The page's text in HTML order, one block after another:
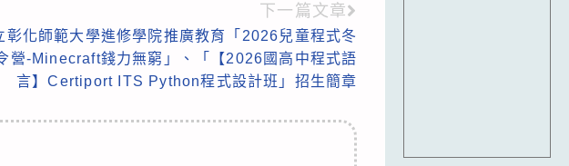
下一篇文章
彰化師範大學進修學院推廣教育「2026兒童程式冬
營-Minecraft錢力無窮」、「【2026國高中程式語
言】Certiport ITS Python程式設計班」招生簡章